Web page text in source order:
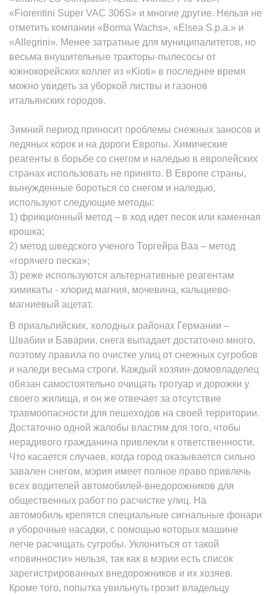
«Fiorentini Super VAC 306S» и многие другие. Нельзя не
отметить компании «Borma Wachs», «Elsea S.p.a.» и
«Allegrini». Менее затратные для муниципалитетов, но
весьма внушительные тракторы-пылесосы от
южнокорейских коллег из «Kioti» в последнее время
можно увидеть за уборкой листвы и газонов
итальянских городов.
Зимний период приносит проблемы снежных заносов и
ледяных корок и на дороги Европы. Химические
реагенты в борьбе со снегом и наледью в европейских
странах использовать не принято. В Европе страны,
вынужденные бороться со снегом и наледью,
используют следующие методы:
1) фрикционный метод – в ход идет песок или каменная
крошка;
2) метод шведского ученого Торгейра Ваа – метод
«горячего песка»;
3) реже используются альтернативные реагентам
химикаты - хлорид магния, мочевина, кальциево-
магниевый ацетат.
В приальпийских, холодных районах Германии –
Швабии и Баварии, снега выпадает достаточно много,
поэтому правила по очистке улиц от снежных сугробов
и наледи весьма строги. Каждый хозяин-домовладелец
обязан самостоятельно очищать тротуар и дорожки у
своего жилища, и он же отвечает за отсутствие
травмоопасности для пешеходов на своей территории.
Достаточно одной жалобы властям для того, чтобы
нерадивого гражданина привлекли к ответственности.
Что касается случаев, когда город оказывается сильно
завален снегом, мэрия имеет полное право привлечь
всех водителей автомобилей-внедорожников для
общественных работ по расчистке улиц. На
автомобиль крепятся специальные сигнальные фонари
и уборочные насадки, с помощью которых машине
легче расчищать сугробы. Уклониться от такой
«повинности» нельзя, так как в мэрии есть список
зарегистрированных внедорожников и их хозяев.
Кроме того, попытка увильнуть грозит владельцу